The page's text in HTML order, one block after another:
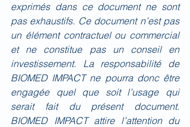
exprimés dans ce document ne sont
pas exhaustifs. Ce document n’est pas
un élément contractuel ou commercial
et ne constitue pas un conseil en
investissement. La responsabilité de
BIOMED IMPACT ne pourra donc être
engagée quel que soit l’usage qui
serait fait du présent document.
BIOMED IMPACT attire l’attention du